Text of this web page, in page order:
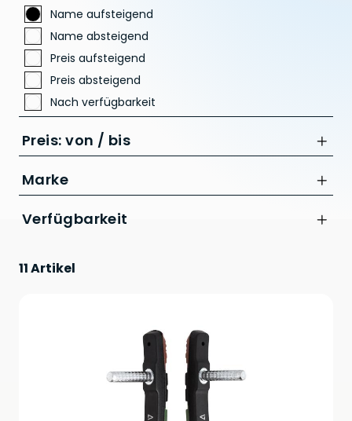
Name aufsteigend
Name absteigend
Preis aufsteigend
Preis absteigend
Nach verfügbarkeit
Preis: von / bis
Marke
Acid
Verfügbarkeit
11 Artikel